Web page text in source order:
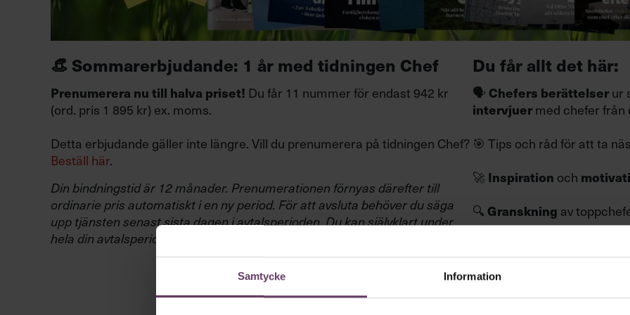
Samtycke Information
👒 Sommarerbjudande: 1 år med tidningen Chef
Prenumerera nu till halva priset! Du får 11 nummer för endast 942 kr
(ord. pris 1 895 kr) ex. moms.
Detta erbjudande gäller inte längre. Vill du prenumerera på tidningen Chef?
Beställ här.
Din bindningstid är 12 månader. Prenumerationen förnyas därefter till
ordinarie pris automatiskt i en ny period. För att avsluta behöver du säga
upp tjänsten senast sista dagen i avtalsperioden.Du kan självklart under
hela din avtalsperiod avsluta din prenumeration
Du får allt det här:
🗣️ Chefers berättelser ur
intervjuer med chefer
🎯 Tips och råd för att ta
🚀 Inspiration och
🔍 Granskning av
🌍Omvärldsbevakning
–